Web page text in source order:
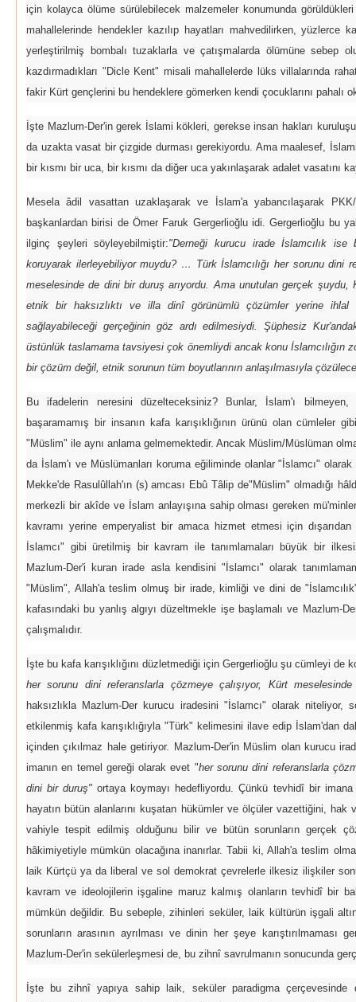
için kolayca ölüme sürülebilecek malzemeler konumunda
mahallelerinde hendekler kazılıp hayatları mahvedilirken, yüzlerce
yerleştirilmiş bombalı tuzaklarla ve çatışmalarda ölümüne sebep
kazdırmadıkları "Dicle Kent" misali mahallelerde lüks villalarında
fakir Kürt gençlerini bu hendeklere gömerken kendi çocuklarını pahalı
İşte Mazlum-Der'in gerek İslami kökleri, gerekse insan hakları
da uzakta vasat bir çizgide durması gerekiyordu. Ama maalesef,
bir kısmı bir uca, bir kısmı da diğer uca yakınlaşarak adalet vasatını
Mesela âdil vasattan uzaklaşarak ve İslam'a yabancılaşarak
başkanlardan birisi de Ömer Faruk Gergerlioğlu idi. Gergerlioğlu bu
ilginç şeyleri söyleyebilmiştir:"Derneği kurucu irade İslamcılık ise
koruyarak ilerleyebiliyor muydu? … Türk İslamcılığı her sorunu dini
meselesinde de dini bir duruş arıyordu. Ama unutulan gerçek şuydu,
etnik bir haksızlıktı ve illa dinî görünümlü çözümler yerine ihlal
sağlayabileceği gerçeğinin göz ardı edilmesiydi. Şüphesiz
üstünlük taslamama tavsiyesi çok önemliydi ancak konu İslamcılığın
bir çözüm değil, etnik sorunun tüm boyutlarının anlaşılmasıyla
Bu ifadelerin neresini düzelteceksiniz? Bunlar, İslam'ı
başaramamış bir insanın kafa karışıklığının ürünü olan cümleler
"Müslim" ile aynı anlama gelmemektedir. Ancak Müslim/Müslüman
da İslam'ı ve Müslümanları koruma eğiliminde olanlar "İslamcı"
Mekke'de Rasulûllah'ın (s) amcası Ebû Tâlip de"Müslim" olmadığı
merkezli bir akîde ve İslam anlayışına sahip olması gereken
kavramı yerine emperyalist bir amaca hizmet etmesi için
İslamcı" gibi üretilmiş bir kavram ile tanımlamaları büyük bir
Mazlum-Der'i kuran irade asla kendisini "İslamcı" olarak
"Müslim", Allah'a teslim olmuş bir irade, kimliği ve dini de
kafasındaki bu yanlış algıyı düzeltmekle işe başlamalı ve Mazlum-
çalışmalıdır.
İşte bu kafa karışıklığını düzletmediği için Gergerlioğlu şu cümleyi de
her sorunu dini referanslarla çözmeye çalışıyor, Kürt
haksızlıkla Mazlum-Der kurucu iradesini "İslamcı" olarak niteliyor,
etkilenmiş kafa karışıklığıyla "Türk" kelimesini ilave edip İslam'dan
içinden çıkılmaz hale getiriyor. Mazlum-Der'in Müslim olan kurucu
imanın en temel gereği olarak evet "her sorunu dini referanslarla
dini bir duruş" ortaya koymayı hedefliyordu. Çünkü tevhidî bir
hayatın bütün alanlarını kuşatan hükümler ve ölçüler vazettiğini,
vahiyle tespit edilmiş olduğunu bilir ve bütün sorunların gerçek
hâkimiyetiyle mümkün olacağına inanırlar. Tabii ki, Allah'a teslim
laik Kürtçü ya da liberal ve sol demokrat çevrelerle ilkesiz ilişkiler
kavram ve ideolojilerin işgaline maruz kalmış olanların tevhidî bir
mümkün değildir. Bu sebeple, zihinleri seküler, laik kültürün işgali
sorunların arasının ayrılması ve dinin her şeye karıştırılmaması
Mazlum-Der'in sekülerleşmesi de, bu zihnî savrulmanın sonucunda
İşte bu zihnî yapıya sahip laik, seküler paradigma